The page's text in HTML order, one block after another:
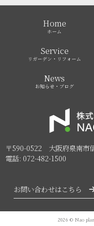
Home
ホーム
Service
リガーデン・リフォーム
News
お知らせ・ブログ
〒590-0522 大阪府泉南市
電話: 072-482-1500
お問い合わせはこちら
2026 © Nao